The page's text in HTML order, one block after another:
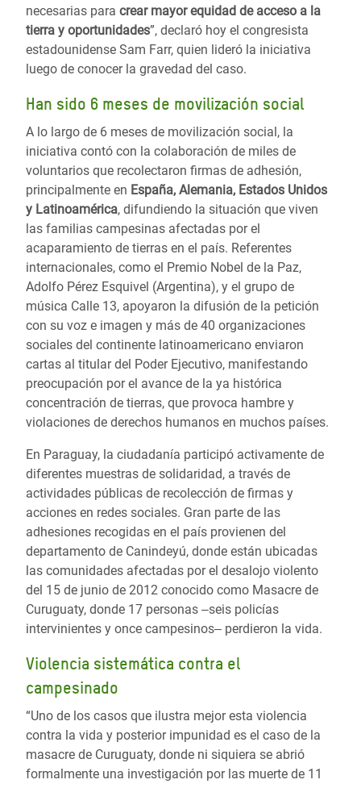
necesarias para crear mayor equidad de acceso a la
tierra y oportunidades”, declaró hoy el congresista
estadounidense Sam Farr, quien lideró la iniciativa
luego de conocer la gravedad del caso.
Han sido 6 meses de movilización social
A lo largo de 6 meses de movilización social, la
iniciativa contó con la colaboración de miles de
voluntarios que recolectaron firmas de adhesión,
principalmente en España, Alemania, Estados Unidos
y Latinoamérica, difundiendo la situación que viven
las familias campesinas afectadas por el
acaparamiento de tierras en el país. Referentes
internacionales, como el Premio Nobel de la Paz,
Adolfo Pérez Esquivel (Argentina), y el grupo de
música Calle 13, apoyaron la difusión de la petición
con su voz e imagen y más de 40 organizaciones
sociales del continente latinoamericano enviaron
cartas al titular del Poder Ejecutivo, manifestando
preocupación por el avance de la ya histórica
concentración de tierras, que provoca hambre y
violaciones de derechos humanos en muchos países.
En Paraguay, la ciudadanía participó activamente de
diferentes muestras de solidaridad, a través de
actividades públicas de recolección de firmas y
acciones en redes sociales. Gran parte de las
adhesiones recogidas en el país provienen del
departamento de Canindeyú, donde están ubicadas
las comunidades afectadas por el desalojo violento
del 15 de junio de 2012 conocido como Masacre de
Curuguaty, donde 17 personas ‒seis policías
intervinientes y once campesinos‒ perdieron la vida.
Violencia sistemática contra el
campesinado
“Uno de los casos que ilustra mejor esta violencia
contra la vida y posterior impunidad es el caso de la
masacre de Curuguaty, donde ni siquiera se abrió
formalmente una investigación por las muerte de 11